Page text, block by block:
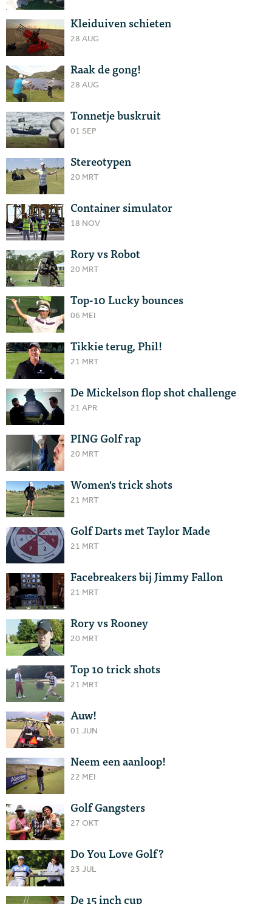
Kleiduiven schieten
28 AUG
Raak de gong!
28 AUG
Tonnetje buskruit
01 SEP
Stereotypen
20 MRT
Container simulator
18 NOV
Rory vs Robot
20 MRT
Top-10 Lucky bounces
06 MEI
Tikkie terug, Phil!
21 MRT
De Mickelson flop shot challenge
21 APR
PING Golf rap
20 MRT
Women's trick shots
21 MRT
Golf Darts met Taylor Made
21 MRT
Facebreakers bij Jimmy Fallon
21 MRT
Rory vs Rooney
20 MRT
Top 10 trick shots
21 MRT
Auw!
01 JUN
Neem een aanloop!
22 MEI
Golf Gangsters
27 OKT
Do You Love Golf?
23 JUL
De 15 inch cup